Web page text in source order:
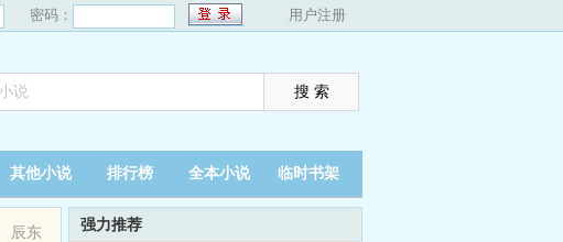
密码： 用户注册
其他小说 排行榜 全本小说 临时书架
辰东 强力推荐